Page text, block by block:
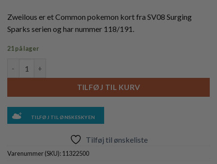
Zweilous er et Common pokemon kort fra SV08 Surging
Sparks serien og har nummer 118/191.
21 på lager
TILFØJ TIL KURV
TILFØJ TIL ØNSKESKYEN
Tilføj til ønskeliste
Varenummer (SKU):11322500